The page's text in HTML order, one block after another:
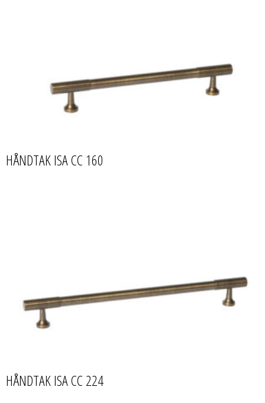
HÅNDTAK ISA CC 160
HÅNDTAK ISA CC 224